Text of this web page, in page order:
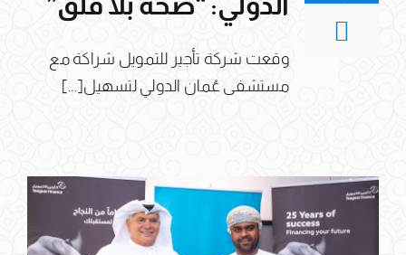
وقعت شركة تأجير للتمويل شراكة مع
مستشفى عُمان الدولي لتسهيل[...]